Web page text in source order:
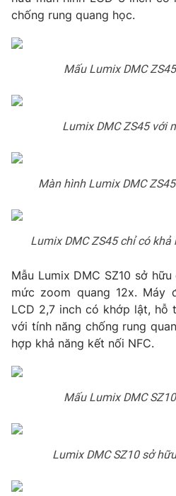
VTV Sức khoẻ
Thị trường 24h
THỜI BÁO VTV
Theo dõi báo trên
Cơ quan báo chí:
Giấy phép hoạt động báo in và
Tổng Biên tập:
Phó Tổng Biên tập:Nguyễn Thị Mỹ
Tổng đài VTV:
chống rung quang học.
Mấu Lumix DMC
Lumix DMC ZS45 với
Màn hình Lumix DMC
Lumix DMC ZS45 chỉ có
Mẫu Lumix DMC SZ10 sở
mức zoom quang 12x. Máy
LCD 2,7 inch có khớp lật, hỗ
với tính năng chống rung
hợp khả năng kết nối NFC.
Mấu Lumix DMC
Lumix DMC SZ10 sở